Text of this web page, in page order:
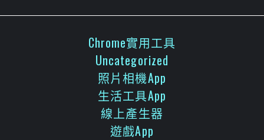
Chrome實用工具
Uncategorized
照片相機App
生活工具App
線上產生器
遊戲App